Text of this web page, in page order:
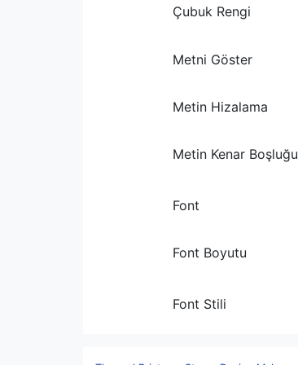
Çubuk Rengi
Metni Göster
Metin Hizalama
Metin Kenar Boşluğu
Font
Font Boyutu
Font Stili